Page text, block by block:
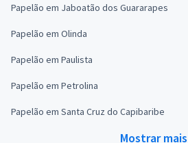
Papelão em Jaboatão dos Guararapes
Papelão em Olinda
Papelão em Paulista
Papelão em Petrolina
Papelão em Santa Cruz do Capibaribe
Mostrar mais